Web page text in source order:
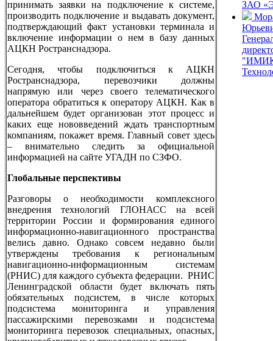
принимать заявки на подключение к системе,
производить подключение и выдавать документ,
подтверждающий факт установки терминала и
включение информации о нем в базу данных
АЦКН Ространснадзора.
Сегодня, чтобы подключиться к АЦКН
Ространснадзора, перевозчики должны
напрямую или через своего телематического
оператора обратиться к оператору АЦКН. Как в
дальнейшем будет организован этот процесс и
каких еще нововведений ждать транспортным
компаниям, покажет время. Главный совет здесь
– внимательно следить за официальной
информацией на сайте УГАДН по СЗФО.
Глобальные перспективы
Разговоры о необходимости комплексного
внедрения технологий ГЛОНАСС на всей
территории России и формирования единого
информационно-навигационного пространства
велись давно. Однако совсем недавно были
утверждены требования к региональным
навигационно-информационным системам
(РНИС) для каждого субъекта федерации. РНИС
Ленинградской области будет включать пять
обязательных подсистем, в числе которых
подсистема мониторинга и управления
пассажирскими перевозками и подсистема
мониторинга перевозок специальных, опасных,
ЗАО